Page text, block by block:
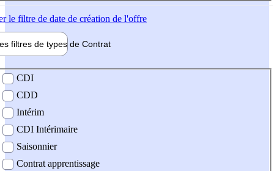
le filtre de date de création de l'offre
filtres de types de Contrat
contrat
CDI
CDD
Intérim
CDI Intérimaire
Saisonnier
Contrat apprentissage